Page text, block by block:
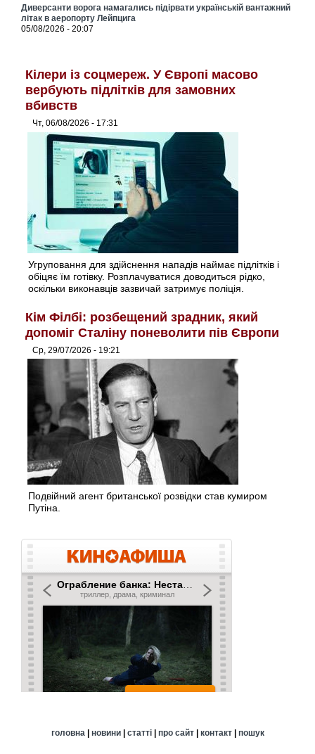
Диверсанти ворога намагались підірвати українській вантажний
літак в аеропорту Лейпцига
05/08/2026 - 20:07
Кілери із соцмереж. У Європі масово
вербують підлітків для замовних
вбивств
Чт, 06/08/2026 - 17:31
Угруповання для здійснення нападів наймає підлітків і
обіцяє їм готівку. Розплачуватися доводиться рідко,
оскільки виконавців зазвичай затримує поліція.
Кім Філбі: розбещений зрадник, який
допоміг Сталіну поневолити пів Європи
Ср, 29/07/2026 - 19:21
Подвійний агент британської розвідки став кумиром
Путіна.
головна | новини| статті| про сайт| контакт| пошук